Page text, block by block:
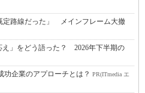
定路線だった」 メインフレーム大撤
え」をどう語った？ 2026年下半期の
企業のアプローチとは？ PR(ITmedia エ